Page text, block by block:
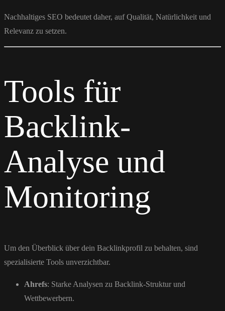
Nachhaltiges SEO bedeutet daher, auf Qualität, Natürlichkeit und
Relevanz zu setzen.
Tools für
Backlink-
Analyse und
Monitoring
Um den Überblick über dein Backlinkprofil zu behalten, sind
spezialisierte Tools unverzichtbar.
Ahrefs: Starke Analysen zu Backlink-Struktur und
Wettbewerbern.